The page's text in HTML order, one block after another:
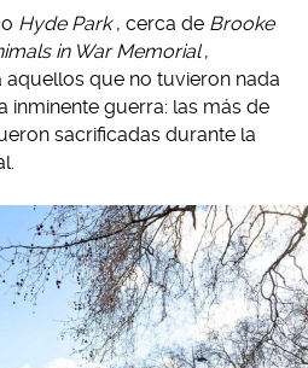
Hyde Park , cerca de Brooke
in War Memorial ,
que no tuvieron nada
inminente guerra: las más de
sacrificadas durante la